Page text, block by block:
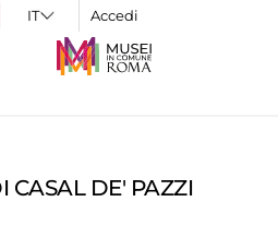
Accedi
CASAL DE' PAZZI